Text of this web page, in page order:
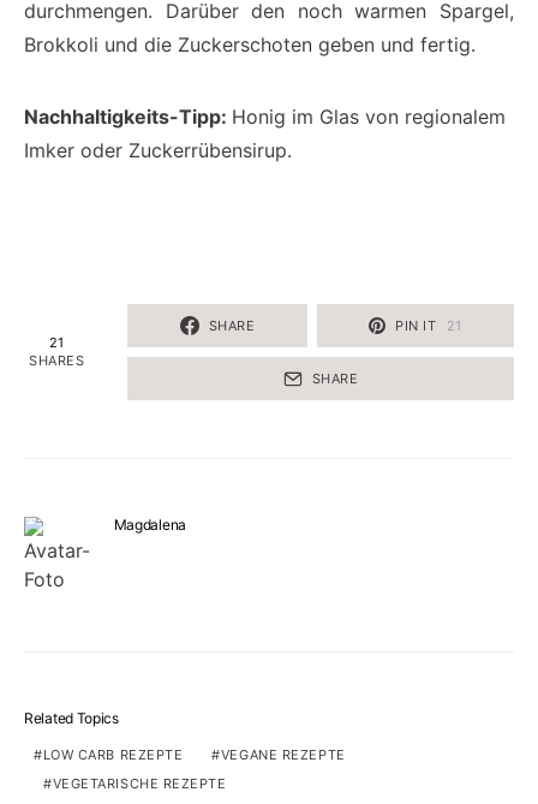
durchmengen. Darüber den noch warmen Spargel,
Brokkoli und die Zuckerschoten geben und fertig.
Nachhaltigkeits-Tipp: Honig im Glas von regionalem
Imker oder Zuckerrübensirup.
21
SHARES
SHARE PIN IT 21
SHARE
Magdalena
Related Topics
LOW CARB REZEPTE
VEGANE REZEPTE
VEGETARISCHE REZEPTE